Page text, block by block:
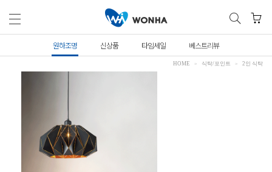
원하조명 신상품 타임세일 베스트리뷰
HOME 식탁/포인트 2인 식탁